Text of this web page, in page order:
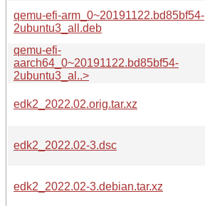
qemu-efi-arm_0~20191122.bd85bf54-
2ubuntu3_all.deb
qemu-efi-
aarch64_0~20191122.bd85bf54-
2ubuntu3_al..>
edk2_2022.02.orig.tar.xz
edk2_2022.02-3.dsc
edk2_2022.02-3.debian.tar.xz